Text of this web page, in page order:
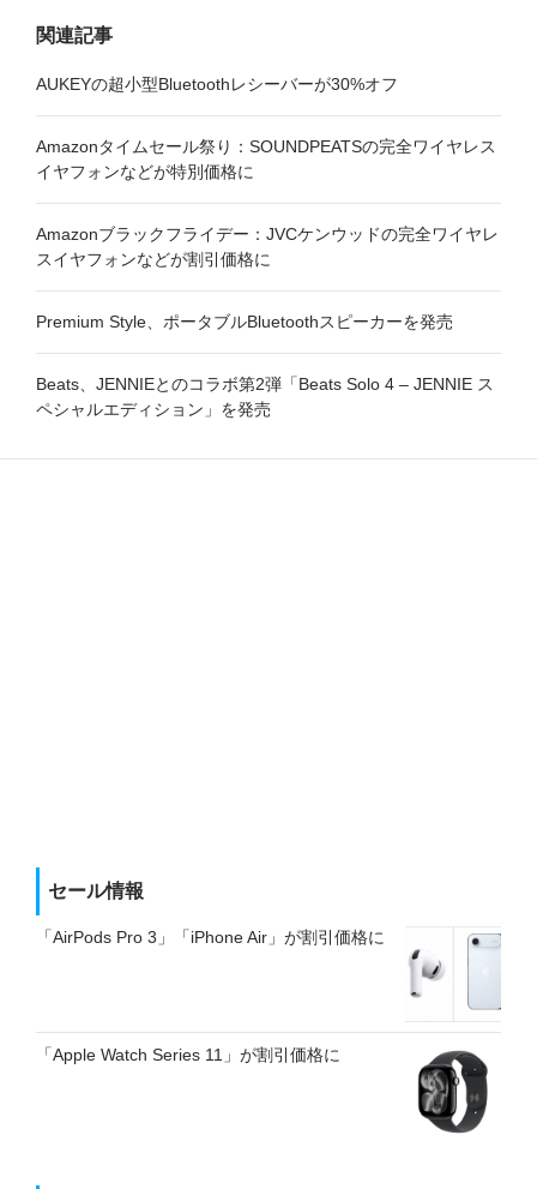
関連記事
AUKEYの超小型Bluetoothレシーバーが30%オフ
Amazonタイムセール祭り：SOUNDPEATSの完全ワイヤレス
イヤフォンなどが特別価格に
Amazonブラックフライデー：JVCケンウッドの完全ワイヤレ
スイヤフォンなどが割引価格に
Premium Style、ポータブルBluetoothスピーカーを発売
Beats、JENNIEとのコラボ第2弾「Beats Solo 4 – JENNIE ス
ペシャルエディション」を発売
セール情報
「AirPods Pro 3」「iPhone Air」が割引価格に
「Apple Watch Series 11」が割引価格に